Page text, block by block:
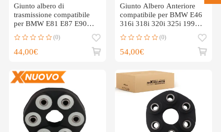
Giunto albero di
trasmissione compatibile
per BMW E81 E87 E90
26117527392
(0)
44,00€
Giunto Albero Anteriore
compatibile per BMW E46
316i 318i 320i 325i 1998-
(0)
54,00€